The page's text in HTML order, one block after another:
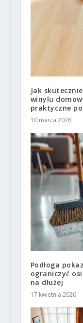
Jak
winylu
praktyczne
10 marca 2026
Podłoga
ograniczyć
na dłużej
17 kwietnia 2026